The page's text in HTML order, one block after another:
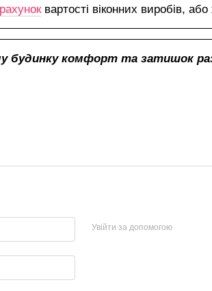
вартості віконних виробів, або
будинку комфорт та затишок
Увійти за допомогою